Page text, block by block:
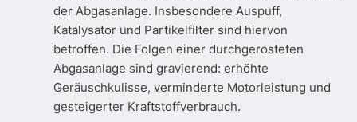
der Abgasanlage. Insbesondere Auspuff,
Katalysator und Partikelfilter sind hiervon
betroffen. Die Folgen einer durchgerosteten
Abgasanlage sind gravierend: erhöhte
Geräuschkulisse, verminderte Motorleistung und
gesteigerter Kraftstoffverbrauch.